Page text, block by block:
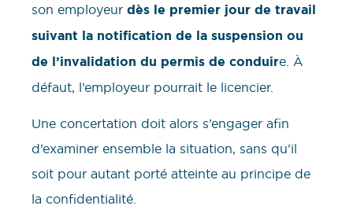
son employeur dès le premier jour de travail
suivant la notification de la suspension ou
de l’invalidation du permis de conduire. À
défaut, l’employeur pourrait le licencier.
Une concertation doit alors s’engager afin
d’examiner ensemble la situation, sans qu’il
soit pour autant porté atteinte au principe de
la confidentialité.